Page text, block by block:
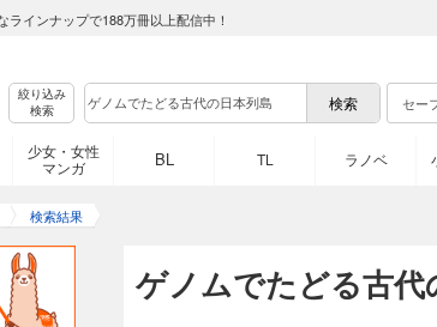
インナップで188万冊以上配信中！
絞り込み
検索
セー
少女・女性
マンガ
BL TL ラノベ
検索結果
ゲノムでたどる古代